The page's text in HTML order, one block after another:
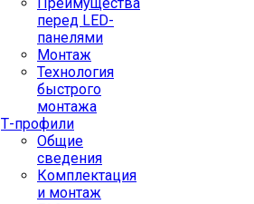
перед LED-
панелями
Монтаж
Технология
быстрого
монтажа
Т-профили
Общие
сведения
Комплектация
и монтаж